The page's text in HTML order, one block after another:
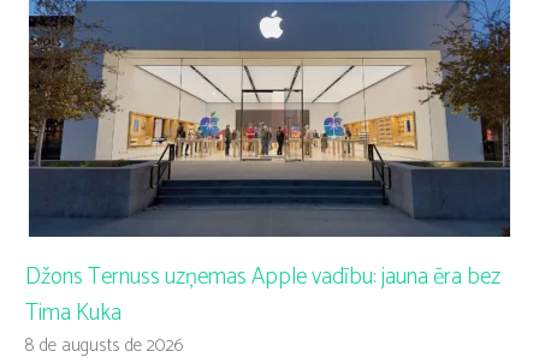
Džons Ternuss uzņemas Apple vadību: jauna ēra bez
Tima Kuka
8 de augusts de 2026